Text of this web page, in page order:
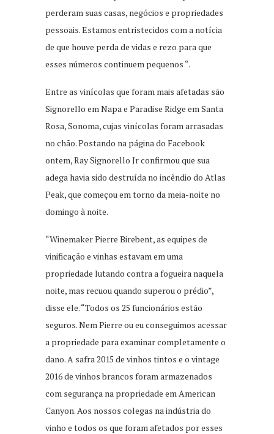
perderam suas casas, negócios e propriedades
pessoais. Estamos entristecidos com a notícia
de que houve perda de vidas e rezo para que
esses números continuem pequenos “.
Entre as vinícolas que foram mais afetadas são
Signorello em Napa e Paradise Ridge em Santa
Rosa, Sonoma, cujas vinícolas foram arrasadas
no chão. Postando na página do Facebook
ontem, Ray Signorello Jr confirmou que sua
adega havia sido destruída no incêndio do Atlas
Peak, que começou em torno da meia-noite no
domingo à noite.
“Winemaker Pierre Birebent, as equipes de
vinificação e vinhas estavam em uma
propriedade lutando contra a fogueira naquela
noite, mas recuou quando superou o prédio”,
disse ele. “Todos os 25 funcionários estão
seguros. Nem Pierre ou eu conseguimos acessar
a propriedade para examinar completamente o
dano. A safra 2015 de vinhos tintos e o vintage
2016 de vinhos brancos foram armazenados
com segurança na propriedade em American
Canyon. Aos nossos colegas na indústria do
vinho e todos os que foram afetados por esses